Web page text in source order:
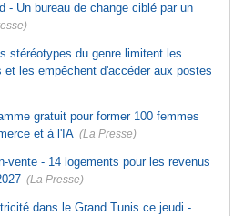
- Un bureau de change ciblé par un
stéréotypes du genre limitent les
les empêchent d'accéder aux postes
gratuit pour former 100 femmes
et à l'IA (La Presse)
vente - 14 logements pour les revenus
(La Presse)
dans le Grand Tunis ce jeudi -